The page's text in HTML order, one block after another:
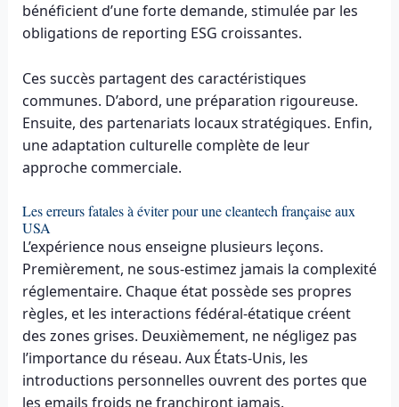
bénéficient d’une forte demande, stimulée par les
obligations de reporting ESG croissantes.
Ces succès partagent des caractéristiques
communes. D’abord, une préparation rigoureuse.
Ensuite, des partenariats locaux stratégiques. Enfin,
une adaptation culturelle complète de leur
approche commerciale.
Les erreurs fatales à éviter pour une cleantech française aux
USA
L’expérience nous enseigne plusieurs leçons.
Premièrement, ne sous-estimez jamais la complexité
réglementaire. Chaque état possède ses propres
règles, et les interactions fédéral-étatique créent
des zones grises. Deuxièmement, ne négligez pas
l’importance du réseau. Aux États-Unis, les
introductions personnelles ouvrent des portes que
les emails froids ne franchiront jamais.